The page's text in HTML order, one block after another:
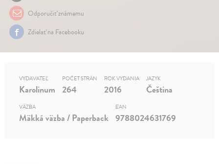
Odporučiť známemu
Zdielať na Facebooku
VYDAVATEĽ
Karolinum
POČET STRÁN
264
ROK VYDANIA
2016
JAZYK
Čeština
VÄZBA
Mäkká väzba / Paperback
EAN
9788024631769